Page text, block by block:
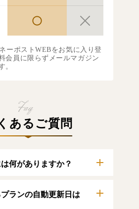
ーポストWEBをお気に入り登
会員に限らずメールマガジン
。
あるご質問
何がありますか？
ド】
ランの自動更新日は